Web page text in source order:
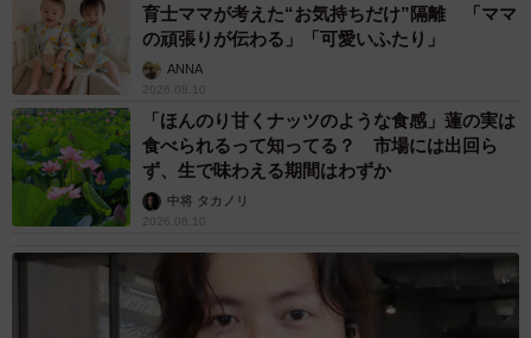
育士ママが考えた“お気持ちだけ”隔離 「ママ
の頑張りが伝わる」「可愛いふたり」
ANNA
2026.08.10
「ほんのり甘くナッツのような食感」蓮の実は
食べられるって知ってる？ 市場には出回ら
ず、生で味わえる期間はわずか
中将 タカノリ
2026.08.10